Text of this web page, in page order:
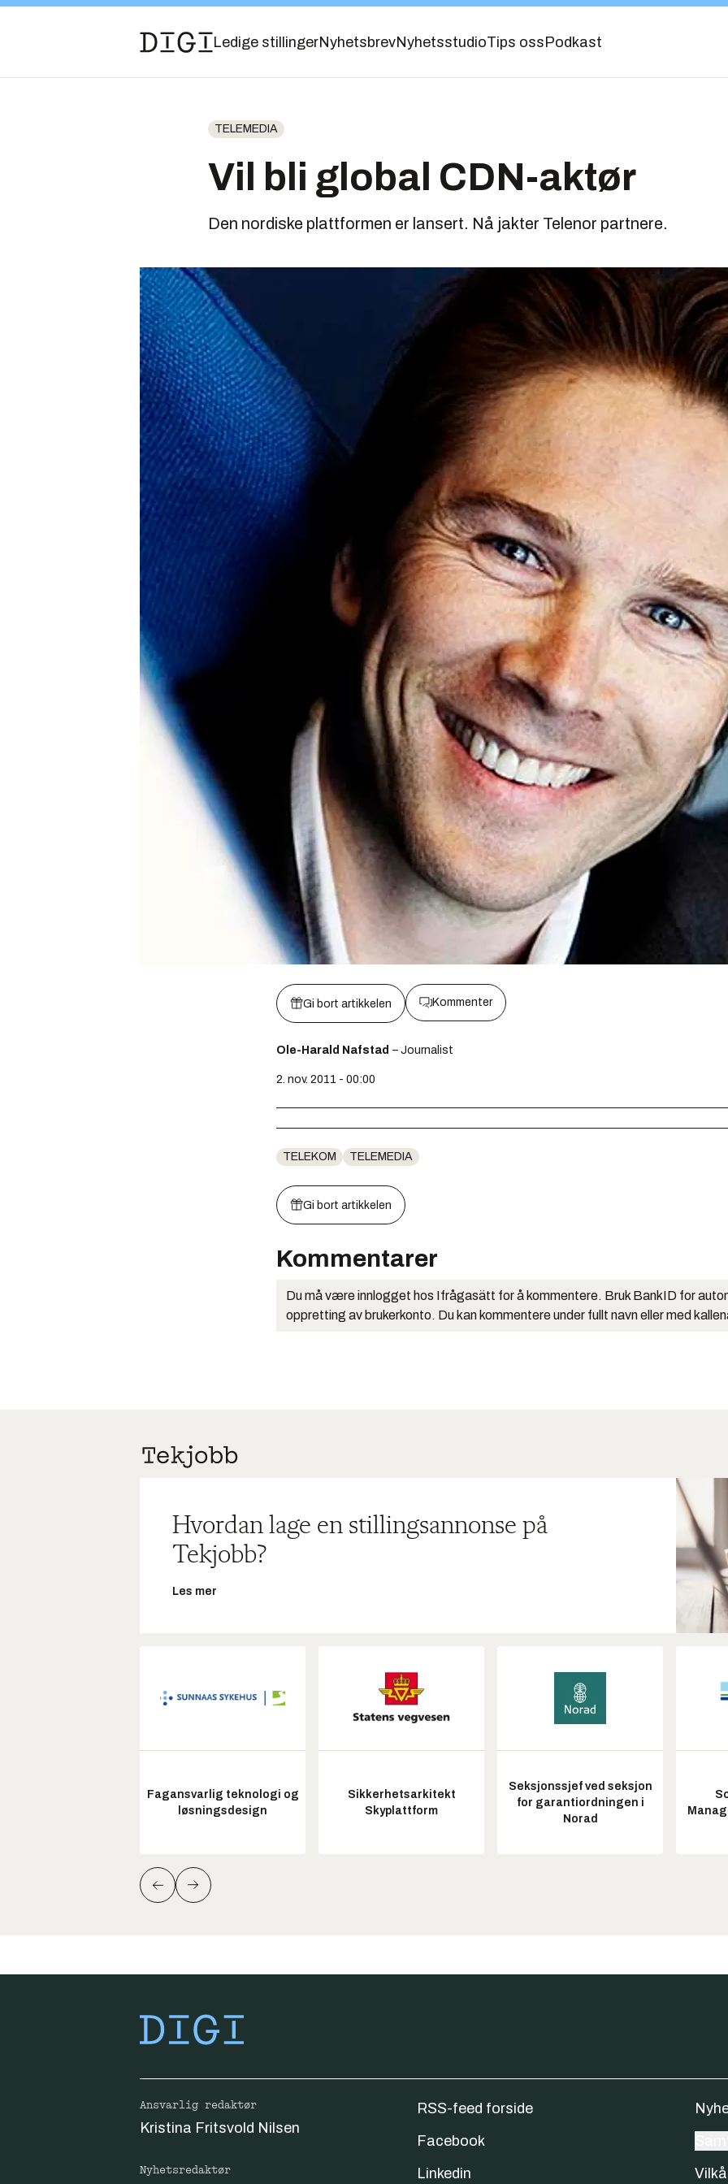
Ledige stillingerNyhetsbrevNyhetsstudioTips oss Podkast
TELEMEDIA
Vil bli global CDN-aktør
Den nordiske plattformen er lansert. Nå jakter Telenor partnere.
Gi bort artikkelen Kommenter
Ole-Harald Nafstad – Journalist
2. nov. 2011 - 00:00
TELEKOM TELEMEDIA
Gi bort artikkelen
Kommentarer
Du må være innlogget hos Ifrågasätt for å kommentere. Bruk BankID for
oppretting av brukerkonto. Du kan kommentere under fullt navn eller med
Hvordan lage en stillingsannonse på
Tekjobb?
Les mer
Fagansvarlig teknologi og
løsningsdesign
Sikkerhetsarkitekt
Skyplattform
Seksjonssjef ved seksjon
for garantiordningen i
Norad
Ansvarlig redaktør
Kristina Fritsvold Nilsen
Nyhetsredaktør
RSS-feed forside
Facebook
Linkedin